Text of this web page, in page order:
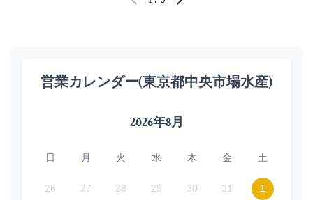
前のスライド次のスライド
営業カレンダー(東京都中央市場水産)
2026年8月
日 月 火 水 木 金 土
26 27 28 29 30 31 1